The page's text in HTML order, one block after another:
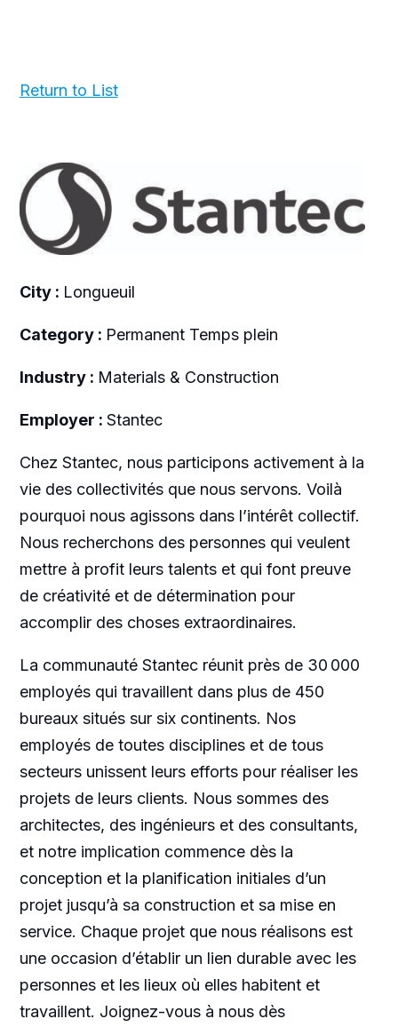
Return to List
City : Longueuil
Category : Permanent Temps plein
Industry : Materials & Construction
Employer : Stantec
Chez Stantec, nous participons activement à la
vie des collectivités que nous servons. Voilà
pourquoi nous agissons dans l’intérêt collectif.
Nous recherchons des personnes qui veulent
mettre à profit leurs talents et qui font preuve
de créativité et de détermination pour
accomplir des choses extraordinaires.
La communauté Stantec réunit près de 30 000
employés qui travaillent dans plus de 450
bureaux situés sur six continents. Nos
employés de toutes disciplines et de tous
secteurs unissent leurs efforts pour réaliser les
projets de leurs clients. Nous sommes des
architectes, des ingénieurs et des consultants,
et notre implication commence dès la
conception et la planification initiales d’un
projet jusqu’à sa construction et sa mise en
service. Chaque projet que nous réalisons est
une occasion d’établir un lien durable avec les
personnes et les lieux où elles habitent et
travaillent. Joignez-vous à nous dès